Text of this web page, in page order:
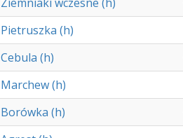
Pietruszka (h)
Cebula (h)
Marchew (h)
Borówka (h)